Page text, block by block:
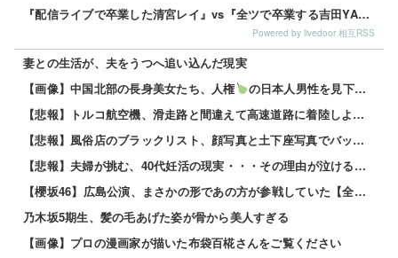
『配信ライブで卒業した清宮レイ』vs『全ツで卒業する吉田YAC』
Powered by livedoor 相互RSS
妻との生活が、夫をうつへ追い込んだ現実
【画像】中国北部の長身美女たち、人権
の日本人男性を見下してしまうｗｗｗｗ 他
【悲報】トルコ航空機、滑走路と間違えて高速道路に着陸しようとして墜落www 他
【悲報】風俗店のブラックリスト、顔写真と土下座写真でバッチリ管理されてる件ｗｗｗｗ 他
【悲報】夫婦が挑む、40代妊活の現実・・・その理由が泣けるｗｗｗｗ 他
【櫻坂46】広島公演、まさかの形であの方が参戦していた【全国ツアー2026 What’s lonesome?】
乃木坂5期生、髪の毛あげた姿が骨から美人すぎる
【画像】プロの漫画家が描いた布袋百椛さんをご覧ください